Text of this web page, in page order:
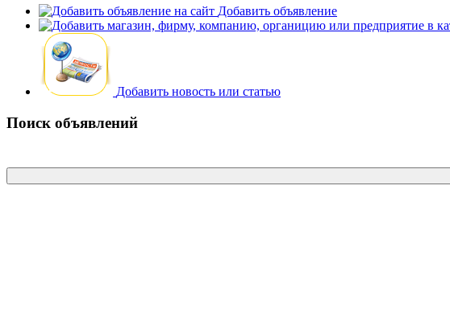
Добавить объявление
Добавить новость или статью
Поиск объявлений